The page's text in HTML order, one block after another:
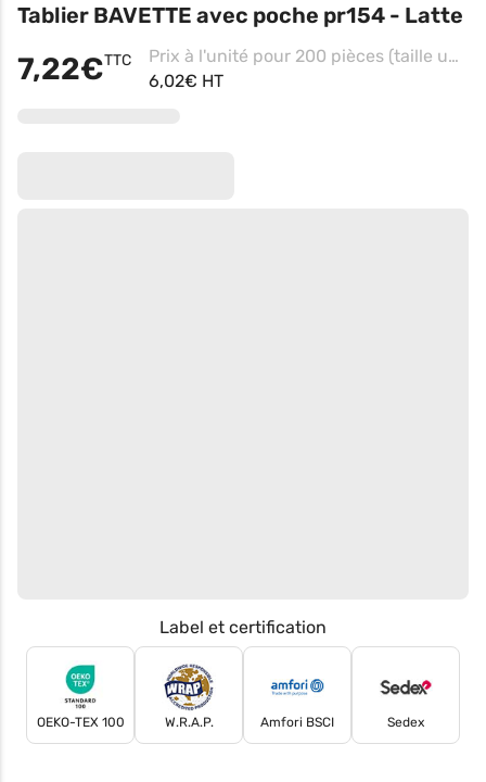
Tablier BAVETTE avec poche pr154 - Latte
7,22€TTC
Prix à l'unité pour 200 pièces (taille unique - Pink)
6,02€ HT
Label et certification
OEKO-TEX 100 W.R.A.P. Amfori BSCI Sedex